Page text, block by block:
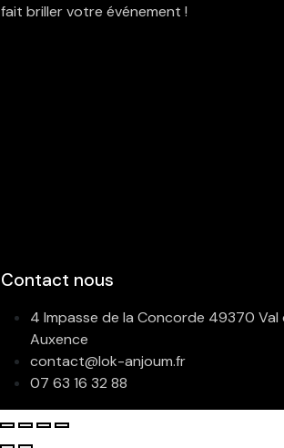
fait briller votre événement !
Contact nous
4 Impasse de la Concorde 49370 Val
Auxence
contact@lok-anjoum.fr
07 63 16 32 88